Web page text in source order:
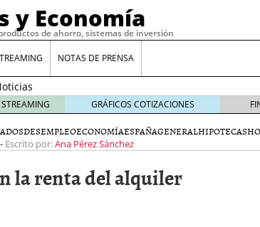
y Economía
de ahorro, sistemas de inversión
NOTAS DE PRENSA
XRP
qué
GRÁFICOS COTIZACIONES
DESEMPLEOECONOMÍAESPAÑAGENERALHIPOTECAS
- Escrito por:Ana Pérez Sánchez
la renta del alquiler